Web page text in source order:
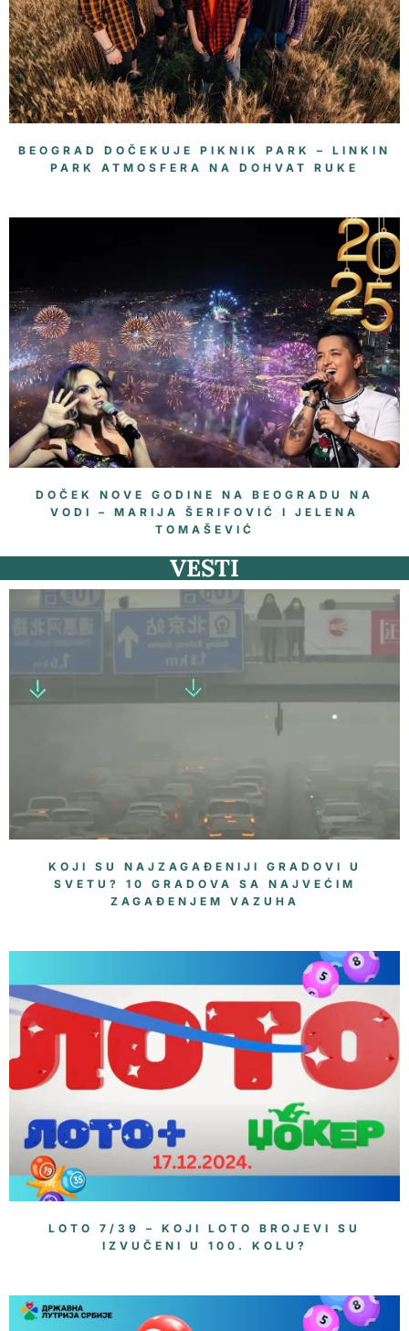
BEOGRAD DOČEKUJE PIKNIK PARK – LINKIN
PARK ATMOSFERA NA DOHVAT RUKE
DOČEK NOVE GODINE NA BEOGRADU NA
VODI – MARIJA ŠERIFOVIĆ I JELENA
TOMAŠEVIĆ
VESTI
KOJI SU NAJZAGAĐENIJI GRADOVI U
SVETU? 10 GRADOVA SA NAJVEĆIM
ZAGAĐENJEM VAZUHA
LOTO 7/39 – KOJI LOTO BROJEVI SU
IZVUČENI U 100. KOLU?